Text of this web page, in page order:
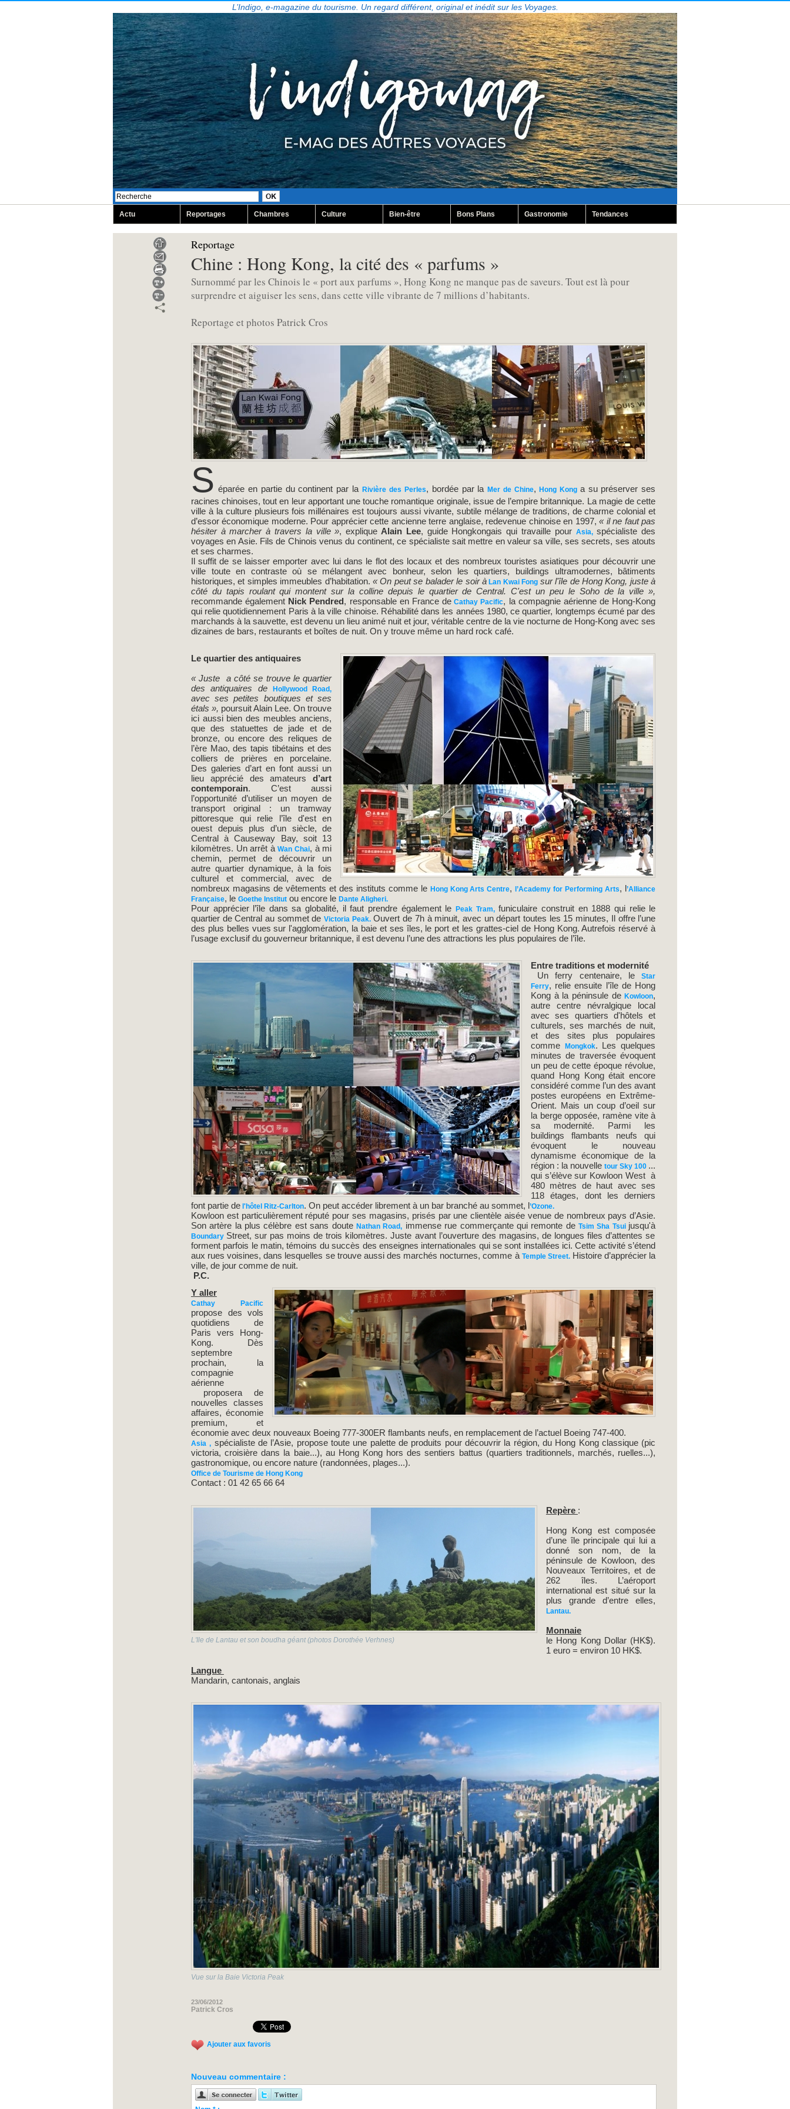
L’Indigo, e-magazine du tourisme. Un regard différent, original et inédit sur les Voyages.
Actu Reportages Chambres Culture Bien-être Bons Plans Gastronomie Tendances
Reportage
Chine : Hong Kong, la cité des « parfums »
Surnommé par les Chinois le « port aux parfums », Hong Kong ne manque pas de saveurs. Tout est là pour
surprendre et aiguiser les sens, dans cette ville vibrante de 7 millions d’habitants.
Reportage et photos Patrick Cros
S éparée en partie du continent par laRivière des Perles, bordée par laMer de Chine, Hong Kong a su préserver ses
racines chinoises, tout en leur apportant une touche romantique originale, issue de l’empire britannique. La magie de cette
ville à la culture plusieurs fois millénaires est toujours aussi vivante, subtile mélange de traditions, de charme colonial et
d’essor économique moderne. Pour apprécier cette ancienne terre anglaise, redevenue chinoise en 1997,« il ne faut pas
hésiter à marcher à travers la ville », explique Alain Lee, guide Hongkongais qui travaille pour Asia,spécialiste des
voyages en Asie. Fils de Chinois venus du continent, ce spécialiste sait mettre en valeur sa ville, ses secrets, ses atouts
et ses charmes.
Il suffit de se laisser emporter avec lui dans le flot des locaux et des nombreux touristes asiatiques pour découvrir une
ville toute en contraste où se mélangent avec bonheur, selon les quartiers, buildings ultramodernes, bâtiments
historiques, et simples immeubles d’habitation. « On peut se balader le soir à Lan Kwai Fong sur l'île de Hong Kong, juste à
côté du tapis roulant qui montent sur la colline depuis le quartier de Central. C'est un peu le Soho de la ville »,
recommande également Nick Pendred, responsable en France de Cathay Pacific, la compagnie aérienne de Hong-Kong
qui relie quotidiennement Paris à la ville chinoise. Réhabilité dans les années 1980, ce quartier, longtemps écumé par des
marchands à la sauvette, est devenu un lieu animé nuit et jour, véritable centre de la vie nocturne de Hong-Kong avec ses
dizaines de bars, restaurants et boîtes de nuit. On y trouve même un hard rock café.
Le quartier des antiquaires
« Juste a côté se trouve le quartier
des antiquaires de Hollywood Road,
avec ses petites boutiques et ses
étals », poursuit Alain Lee. On trouve
ici aussi bien des meubles anciens,
que des statuettes de jade et de
bronze, ou encore des reliques de
l’ère Mao, des tapis tibétains et des
colliers de prières en porcelaine.
Des galeries d’art en font aussi un
lieu apprécié des amateursd’art
contemporain. C’est aussi
l’opportunité d’utiliser un moyen de
transport original : un tramway
pittoresque qui relie l’île d'est en
ouest depuis plus d’un siècle, de
Central à Causeway Bay, soit 13
kilomètres. Un arrêt àWan Chai, à mi
chemin, permet de découvrir un
autre quartier dynamique, à la fois
culturel et commercial, avec de
nombreux magasins de vêtements et des instituts comme le Hong Kong Arts Centre,l’Academy for Performing Arts, l’Alliance
Française, le Goethe Institutou encore le Dante Aligheri.
Pour apprécier l’île dans sa globalité, il faut prendre également lePeak Tram,funiculaire construit en 1888 qui relie le
quartier de Central au sommet deVictoria Peak.Ouvert de 7h à minuit, avec un départ toutes les 15 minutes, Il offre l’une
des plus belles vues sur l'agglomération, la baie et ses îles, le port et les grattes-ciel de Hong Kong. Autrefois réservé à
l’usage exclusif du gouverneur britannique, il est devenu l’une des attractions les plus populaires de l’île.
Entre traditions et modernité
Un ferry centenaire, leStar
Ferry, relie ensuite l’île de Hong
Kong à la péninsule deKowloon,
autre centre névralgique local
avec ses quartiers d'hôtels et
culturels, ses marchés de nuit,
et des sites plus populaires
comme
Mongkok. Les quelques
minutes de traversée évoquent
un peu de cette époque révolue,
quand Hong Kong était encore
considéré comme l’un des avant
postes européens en Extrême-
Orient. Mais un coup d’oeil sur
la berge opposée, ramène vite à
sa modernité. Parmi les
buildings flambants neufs qui
évoquent le nouveau
dynamisme économique de la
région : la nouvelle tour Sky 100 ...
qui s’élève sur Kowloon West à
480 mètres de haut avec ses
118 étages, dont les derniers
font partie del'hôtel Ritz-Carlton. On peut accéder librement à un bar branché au sommet, l’Ozone.
Kowloon est particulièrement réputé pour ses magasins, prisés par une clientèle aisée venue de nombreux pays d’Asie.
Son artère la plus célèbre est sans doute Nathan Road, immense rue commerçante qui remonte deTsim Sha Tsui jusqu'à
Boundary Street, sur pas moins de trois kilomètres. Juste avant l’ouverture des magasins, de longues files d’attentes se
forment parfois le matin, témoins du succès des enseignes internationales qui se sont installées ici. Cette activité s’étend
aux rues voisines, dans lesquelles se trouve aussi des marchés nocturnes, comme à Temple Street.Histoire d’apprécier la
ville, de jour comme de nuit.
P.C.
Y aller
Cathay Pacific
propose des vols
quotidiens de
Paris vers Hong-
Kong. Dès
septembre
prochain, la
compagnie
aérienne
proposera de
nouvelles classes
affaires, économie
premium, et
économie avec deux nouveaux Boeing 777-300ER flambants neufs, en remplacement de l’actuel Boeing 747-400.
Asia , spécialiste de l’Asie, propose toute une palette de produits pour découvrir la région, du Hong Kong classique (pic
victoria, croisière dans la baie...), au Hong Kong hors des sentiers battus (quartiers traditionnels, marchés, ruelles...),
gastronomique, ou encore nature (randonnées, plages...).
Office de Tourisme de Hong Kong
Contact : 01 42 65 66 64
L'Ile de Lantau et son boudha géant (photos Dorothée Verhnes)
Repère :
Hong Kong est composée
d’une île principale qui lui a
donné son nom, de la
péninsule de Kowloon, des
Nouveaux Territoires, et de
262 îles. L’aéroport
international est situé sur la
plus grande d’entre elles,
Lantau.
Monnaie
le Hong Kong Dollar (HK$).
1 euro = environ 10 HK$.
Langue
Mandarin, cantonais, anglais
Vue sur la Baie Victoria Peak
23/06/2012
Patrick Cros
Ajouter aux favoris
Nouveau commentaire :